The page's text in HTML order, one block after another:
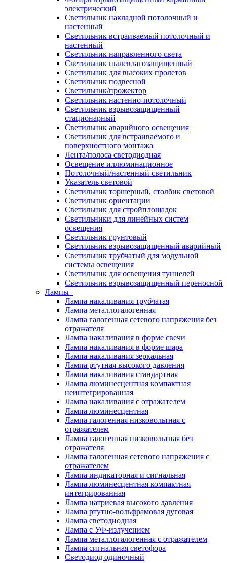
электрический
Светильник накладной потолочный и
настенный
Светильник встраиваемый потолочный и
настенный
Светильник направленного света
Светильник пылевлагозащищенный
Светильник для высоких пролетов
Светильник подвесной
Светильник/прожектор
Светильник настенно-потолочный
Светильник взрывозащищенный
стационарный
Светильник аварийного освещения
Светильник для встраиваемого и
поверхностного монтажа
Лента/полоса светодиодная
Освещение иллюминационное
Потолочный/настенный светильник
Указатель световой
Светильник торшерный, столбик световой
Светильник ориентации
Светильник для стройплощадок
Светильники для линейных систем
освещения
Светильник грунтовый
Светильник взрывозащищенный аварийный
Светильник трубчатый для модульной
системы освещения
Светильник для освещения туннелей
Светильник взрывозащищенный переносной
Лампы
Лампа накаливания трубчатая
Лампа металлогалогенная
Лампа галогенная сетевого напряжения без
отражателя
Лампа накаливания в форме свечи
Лампа накаливания в форме шара
Лампа накаливания зеркальная
Лампа ртутная высокого давления
Лампа накаливания стандартная
Лампа люминесцентная компактная
неинтегрированная
Лампа накаливания с отражателем
Лампа люминесцентная
Лампа галогенная низковольтная с
отражателем
Лампа галогенная низковольтная без
отражателя
Лампа галогенная сетевого напряжения с
отражателем
Лампа индикаторная и сигнальная
Лампа люминесцентная компактная
интегрированная
Лампа натриевая высокого давления
Лампа ртутно-вольфрамовая дуговая
Лампа светодиодная
Лампа с УФ-излучением
Лампа металлогалогенная с отражателем
Лампа сигнальная светофора
Светодиод одиночный